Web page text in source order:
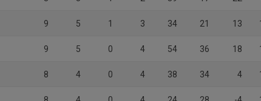
9 5 1 3 34 21 13
9 5 0 4 54 36 18
8 4 0 4 38 34 4